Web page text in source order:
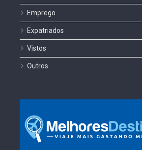
Emprego
Expatriados
Vistos
Outros